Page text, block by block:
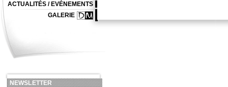
ACTUALITÉS / EVÉNEMENTS
GALERIE
NEWSLETTER